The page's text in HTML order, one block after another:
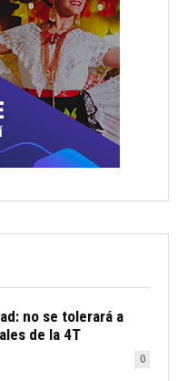
no se tolerará a
de la 4T
0